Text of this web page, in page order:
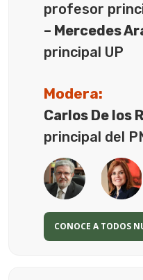
profesor
– Mercedes
principal UP
Modera:
Carlos De los
principal del
CONOCE A TODOS